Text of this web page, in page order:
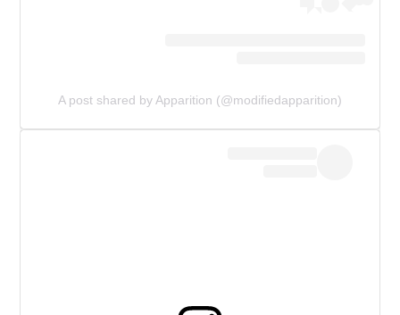
A post shared by Apparition (@modifiedapparition)